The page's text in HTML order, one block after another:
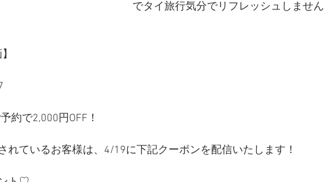
でタイ旅行気分でリフレッシュしません
約で2,000円OFF！
れているお客様は、4/19に下記クーポンを配信いたします！